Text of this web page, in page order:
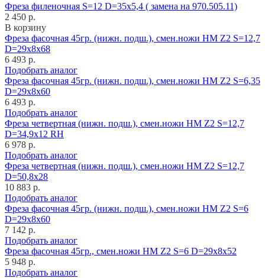
Фреза филеночная S=12 D=35x5,4 ( замена на 970.505.11)
2 450 р.
В корзину
Фреза фасочная 45гр. (нижн. подш.), смен.ножи HM Z2 S=12,7
D=29x8x68
6 493 р.
Подобрать аналог
Фреза фасочная 45гр. (нижн. подш.), смен.ножи HM Z2 S=6,35
D=29x8x60
6 493 р.
Подобрать аналог
Фреза четвертная (нижн. подш.), смен.ножи HM Z2 S=12,7
D=34,9x12 RH
6 978 р.
Подобрать аналог
Фреза четвертная (нижн. подш.), смен.ножи HM Z2 S=12,7
D=50,8x28
10 883 р.
Подобрать аналог
Фреза фасочная 45гр. (нижн. подш.), смен.ножи HM Z2 S=6
D=29x8x60
7 142 р.
Подобрать аналог
Фреза фасочная 45гр., смен.ножи HM Z2 S=6 D=29x8x52
5 948 р.
Подобрать аналог